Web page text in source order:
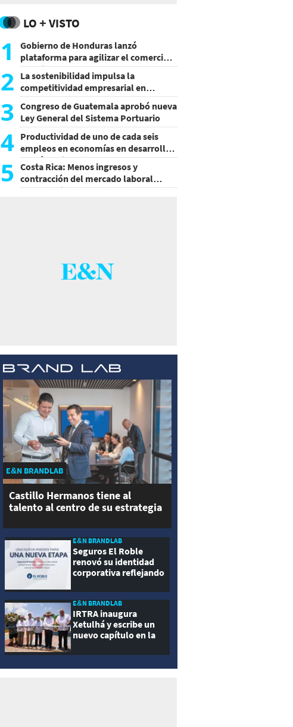
LO + VISTO
1
Gobierno de Honduras lanzó
plataforma para agilizar el comercio
exterior
2 La sostenibilidad impulsa la
competitividad empresarial en
Guatemala
3 Congreso de Guatemala aprobó nueva
Ley General del Sistema Portuario
4 Productividad de uno de cada seis
empleos en economías en desarrollo
podría mejorar por la IA
5
Costa Rica: Menos ingresos y
contracción del mercado laboral
causan baja del consumo
E&N BRANDLAB
Castillo Hermanos tiene al
talento al centro de su estrategia
E&N BRANDLAB
Seguros El Roble
renovó su identidad
corporativa reflejando
modernidad
E&N BRANDLAB
IRTRA inaugura
Xetulhá y escribe un
nuevo capítulo en la
recreación de
Guatemala